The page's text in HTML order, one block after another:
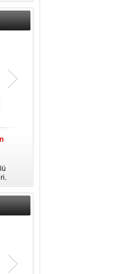
Sultan Mehmet Köprüsü'nün
özelleştirilmesine yönelik ihaleyle